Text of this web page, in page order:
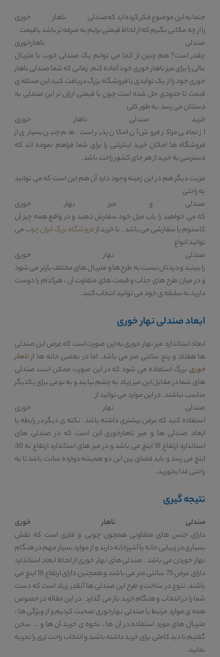
حتما به این موضوع فکر کرده اید کهصندلی ناهار خوری
را از چه مکانی بگیرم که از لحاظ قیمتی برایم به صرفه تر باشد یاقیمت
صندلی ناهارخوری
چقدر است؟ هم چنین از کجا می توانم یک صندلی خوب با متریال
عالی را برای میز ناهار خوری خود آماده کنم. زمانی که شما صندلی ناهار
خوری خود را از یک تولیدی یا فروشگاه بزرگ دریافت کنید این مسئله ی
قیمت تا حدودی حل شده است چون با قیمتی ارزان تر این صندلی به
دستتان می رسد. به طور کلی
خرید صندلی ناهار خوری
از تمامی مراکز فروش آن امکان پذیر است. هم چنین بسیاری از
فروشگاه ها امکان خرید اینترنتی را برای شما فراهم نموده اند که
دسترسی به خرید از هر جای کشور راحت باشد.
مزیت دیگر هم در این زمینه وجود دارد آن هم این است که می توانید
به راحتی
صندلی و میز نهار خوری
که می خواهید را باب میل خود سفارش دهید و در واقع همه چیز آن
کاستوم یا سفارشی می باشد . با خرید ازفروشگاه بزرگ ایران چوبمی
توانید انواع
صندلی نهار خوری
را ببینید و دیدتان نسبت به طرح ها و متریال های مختلف بازتر می شود
و در میان طرح های جذاب و قیمت های متفاوت آن ، هرکدام را دوست
دارید به سلیقه ی خود می توانید انتخاب کنید.
ابعاد صندلی نهار خوری
ابعاد استاندارد میز نهار خوری به این صورت است که عرض این صندلی
ها هفتاد و پنج سانتی متر می باشد. اما در بعضی خانه ها ازناهار
خوری بزرگ استفاده می شود که در این صورت ممکن است صندلی
های شما در مقابل این میز زیاد به چشم بیایند و به نوعی برای یکدیگر
مناسب نباشند . در این موارد می توانید از
صندلی نهار خوری
استفاده کنید که عرض بیشتری داشته باشد . نکته ی دیگر در رابطه با
ابعاد صندلی ها و میز ناهارخوری این است که در صندلی های
استاندارد ارتفاع 18 اینچ می باشد و در میز های استاندارد ارتفاع به 30
اینچ می رسد و باید فضای بین این دو همیشه دوازده سانت باشد تا به
راحتی غذا بخورید.
نتیجه گیری
صندلی ناهار خوری
دارای جنس های متفاوتی همچون چوبی و فلزی است که نقش
بسیاری در زیبایی خانه یا آشپزخانه دارند و از موارد بسیار مهم در هنگام
نهار خوردن می باشد . صندلی های نهار خوری از لحاظ ابعاد استاندارد
دارای عرض 75 سانتی متر می باشند و همچنین دارای ارتفاع 18 اینچ می
باشند. تنوع در ساخت و طرح این صندلی ها آنقدر زیاد است که دست
شما را در انتخاب و هنگام خرید باز می گذارد . در این مقاله در خصوص
همه ی موارد مرتبط با صندلی نهارخوری صحبت کردیم و از ویژگی ها ،
متریال های مورد استفاده در آن ها ، نحوه ی خرید آن ها و ... سخن
گفتیم تا دید کاملی برای خرید داشته باشید و انتخاب راحت تری را تجربه
نمایید.